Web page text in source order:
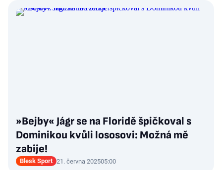
»Bejby« Jágr se na Floridě špičkoval s
Dominikou kvůli lososovi: Možná mě
zabije!
Blesk Sport 21. června 202505:00